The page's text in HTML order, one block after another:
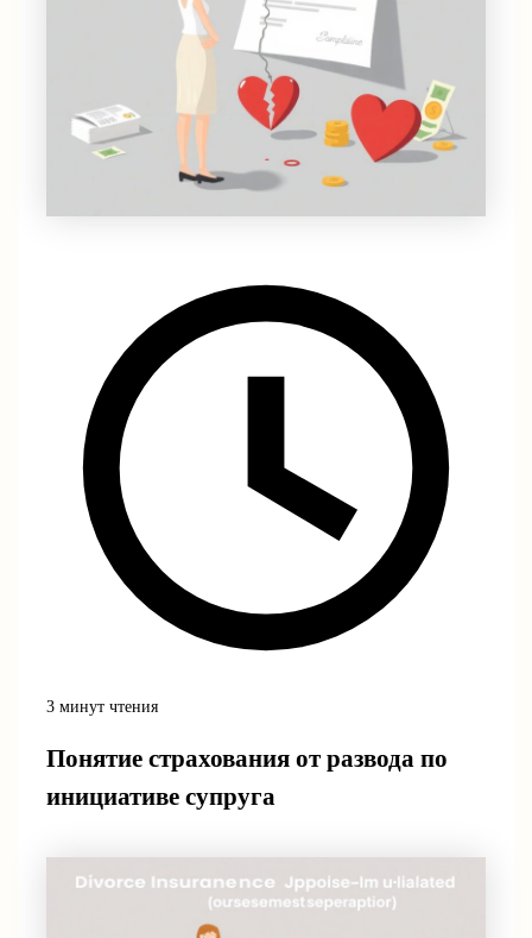
3 минут чтения
Понятие страхования от развода по
инициативе супруга